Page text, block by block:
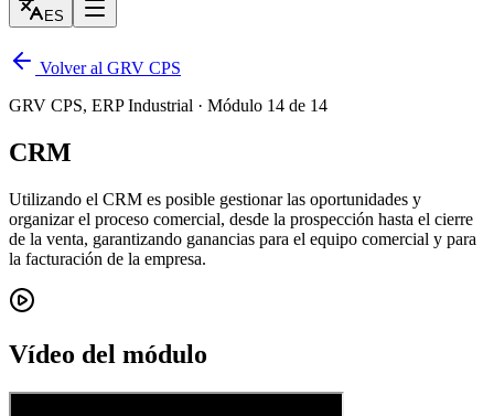
ES
Volver al GRV CPS
GRV CPS, ERP Industrial · Módulo 14 de 14
CRM
Utilizando el CRM es posible gestionar las oportunidades y
organizar el proceso comercial, desde la prospección hasta el cierre
de la venta, garantizando ganancias para el equipo comercial y para
la facturación de la empresa.
Vídeo del módulo